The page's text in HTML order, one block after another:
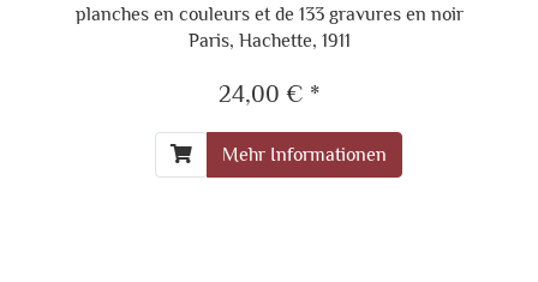
planches en couleurs et de 133 gravures en noir
Paris, Hachette, 1911
24,00 € *
Mehr Informationen